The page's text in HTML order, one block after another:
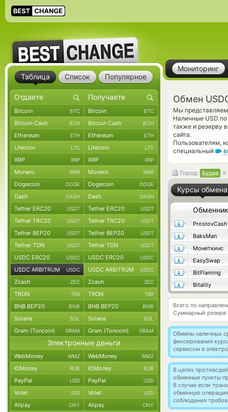
Мониторинг
Обмен
Мы представляем
Наличные USD
также и резерву
сайта.
Пользователям,
специальный
Город: Будва
Курсы обмена
Обменник
ProstovCash
BaksMan
Монеткинс
EasySwap
BitFlaming
Bitality
Всего по
Суммарный резерв
Обмены наличных
фиксирования
сервисом в
В целях
обменные пункты
В случае если
обменную
соблюдения
Таблица Список Популярное
Bitcoin BTC Bitcoin BTC
Bitcoin Cash BCH Bitcoin Cash BCH
Ethereum ETH Ethereum ETH
Litecoin LTC Litecoin LTC
XRP XRP XRP XRP
Monero XMR Monero XMR
Dogecoin DOGE Dogecoin DOGE
Dash DASH Dash DASH
Tether ERC20 USDT Tether ERC20 USDT
Tether TRC20 USDT Tether TRC20 USDT
Tether BEP20 USDT Tether BEP20 USDT
Tether TON USDT Tether TON USDT
USDC ERC20 USDC USDC ERC20 USDC
USDC ARBITRUM USDC USDC ARBITRUM USDC
Zcash ZEC Zcash ZEC
TRON TRX TRON TRX
BNB BEP20 BNB BNB BEP20 BNB
Solana SOL Solana SOL
Gram (Toncoin) GRAM Gram (Toncoin) GRAM
Электронные деньги
WebMoney WMZ WebMoney WMZ
ЮMoney RUB ЮMoney RUB
PayPal USD PayPal USD
Volet USD Volet USD
Alipay CNY Alipay CNY